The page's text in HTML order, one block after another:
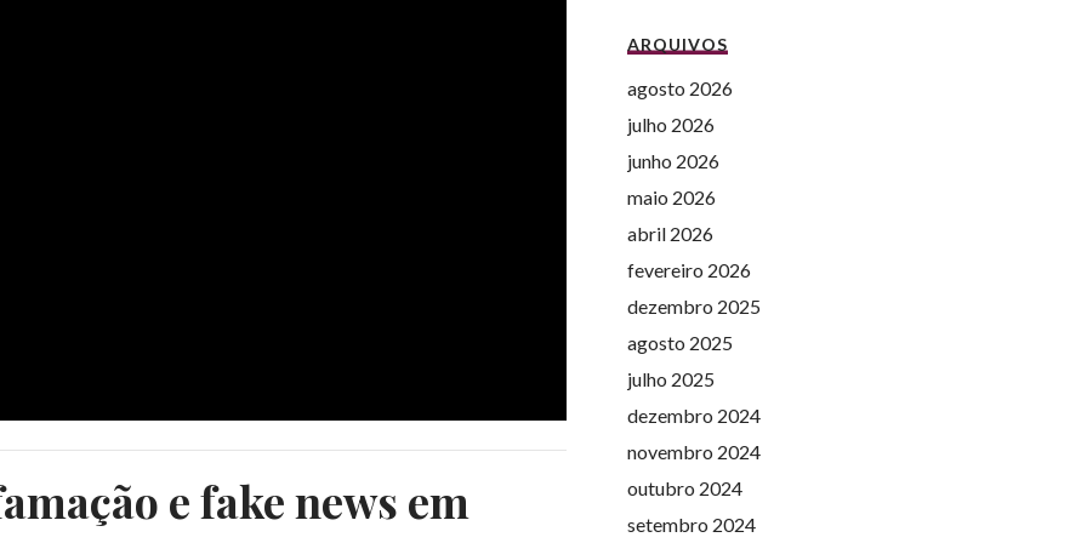
e fake news em
ARQUIVOS
agosto 2026
julho 2026
junho 2026
maio 2026
abril 2026
fevereiro 2026
dezembro 2025
agosto 2025
julho 2025
dezembro 2024
novembro 2024
outubro 2024
setembro 2024